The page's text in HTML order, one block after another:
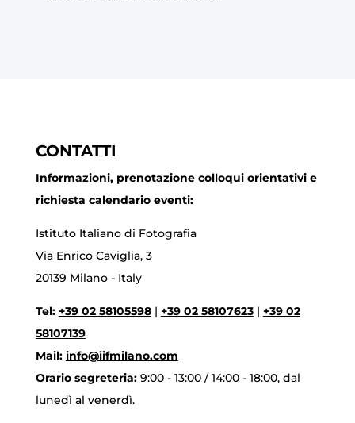
CONTATTI
Informazioni, prenotazione colloqui orientativi e
richiesta calendario eventi:
Istituto Italiano di Fotografia
Via Enrico Caviglia, 3
20139 Milano - Italy
Tel: +39 02 58105598| +39 02 58107623| +39 02
58107139
Mail: info@iifmilano.com
Orario segreteria: 9:00 - 13:00 / 14:00 - 18:00, dal
lunedì al venerdì.